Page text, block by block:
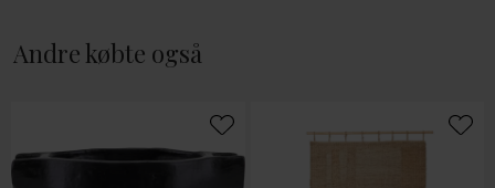
Andre købte også